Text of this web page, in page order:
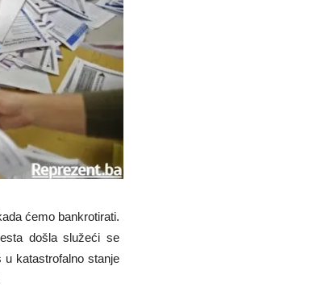
ćemo bankrotirati.
došla služeći se
katastrofalno stanje